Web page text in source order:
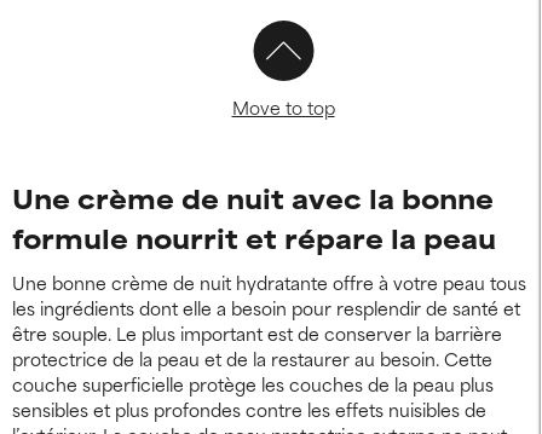
Move to top
Une crème de nuit avec la bonne
formule nourrit et répare la peau
Une bonne crème de nuit hydratante offre à votre peau tous
les ingrédients dont elle a besoin pour resplendir de santé et
être souple. Le plus important est de conserver la barrière
protectrice de la peau et de la restaurer au besoin. Cette
couche superficielle protège les couches de la peau plus
sensibles et plus profondes contre les effets nuisibles de